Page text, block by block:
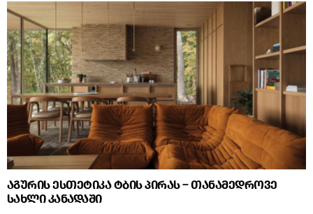
აგურის ესთეტიკა ტბის პირას – თანამედროვე
სახლი კანადაში